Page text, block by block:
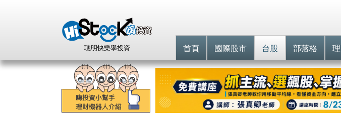
聰明快樂學投資 首頁 國際股市 台股 部落格